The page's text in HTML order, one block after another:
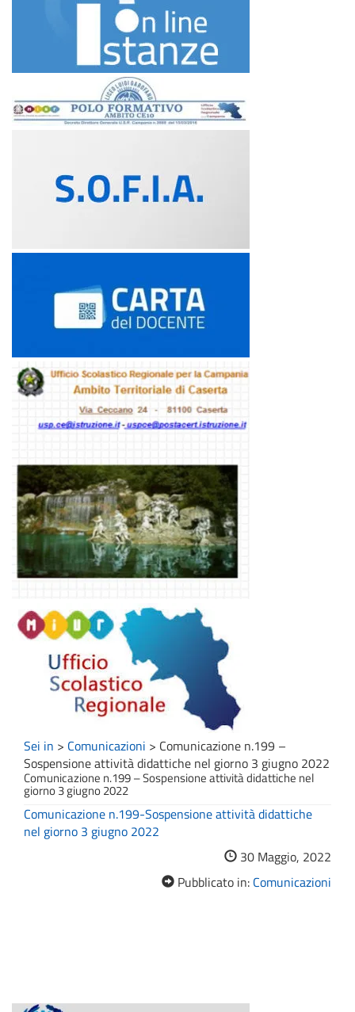
Sei in > Comunicazioni > Comunicazione n.199 –
Sospensione attività didattiche nel giorno 3 giugno 2022
Comunicazione n.199 – Sospensione attività didattiche nel
giorno 3 giugno 2022
Comunicazione n.199-Sospensione attività didattiche
nel giorno 3 giugno 2022
30 Maggio, 2022
Pubblicato in: Comunicazioni